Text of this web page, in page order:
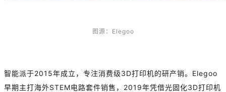
图源：Elegoo
智能派于2015年成立，专注消费级3D打印机的研产销。Elegoo
早期主打海外STEM电路套件销售，2019年凭借光固化3D打印机